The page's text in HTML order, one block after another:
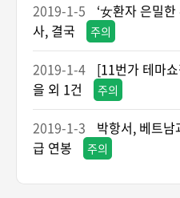
2019-1-5
‘女환자 은밀
사, 결국
주의
2019-1-4
[11번가 테마
을 외 1건
주의
2019-1-3
박항서, 베트남
급 연봉
주의